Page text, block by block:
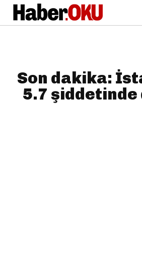
Son dakika:
5.7 şiddetinde